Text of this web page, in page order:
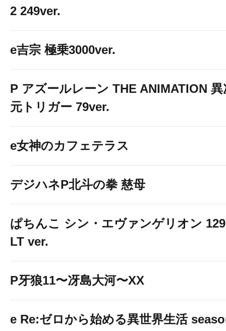
2 249ver.
e吉宗 極乗3000ver.
P アズールレーン THE ANIMATION 異
元トリガー 79ver.
e女神のカフェテラス
デジハネP北斗の拳 慈母
ぱちんこ シン・エヴァンゲリオン 129
LT ver.
P牙狼11〜冴島大河〜XX
e Re:ゼロから始める異世界生活